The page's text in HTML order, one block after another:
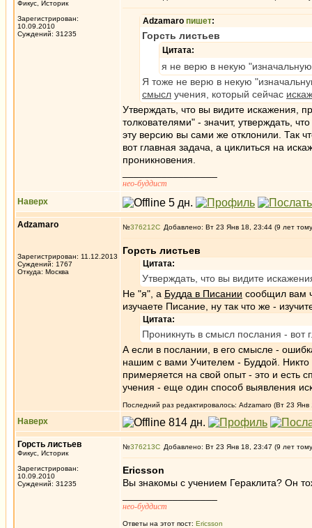
Фикус, Историк
Зарегистрирован:
10.09.2010
Суждений: 31235
Adzamaro пишет:
Горсть листьев
Цитата:
я не верю в некую
Я тоже не верю в некую
смысл учения, который сейчас
Утверждать, что вы видите искажения,
толкователями" - значит, утверждать,
эту версию вы сами же отклонили. Так
вот главная задача, а циклиться на
проникновения.
нео-буддист
Наверх
Adzamaro
Зарегистрирован: 11.12.2013
Суждений: 1767
Откуда: Москва
№376212 Добавлено: Вт 23 Янв 18, 23:44 (9 лет
Горсть листьев
Цитата:
Утверждать, что вы видите
Не "я", а Будда в Писании сообщил вам
изучаете Писание, ну так что же -
Цитата:
Проникнуть в смысл послания - вот
А если в послании, в его смысле -
нашим с вами Учителем - Буддой. Никто
примеряется на свой опыт - это и есть
учения - еще один способ выявления
Последний раз редактировалось: Adzamaro (Вт 23 Янв
Наверх
Горсть листьев
Фикус, Историк
Зарегистрирован:
10.09.2010
Суждений: 31235
№376213 Добавлено: Вт 23 Янв 18, 23:47 (9 лет
Ericsson
Вы знакомы с учением Гераклита? Он
нео-буддист
Ответы на этот пост: Ericsson